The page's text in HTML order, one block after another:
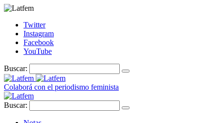
Twitter
Instagram
Facebook
YouTube
Buscar:
Colaborá con el periodismo feminista
Buscar: